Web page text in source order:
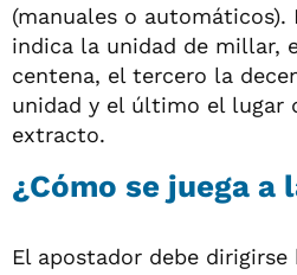
(manuales o
indica la unidad de millar,
centena, el tercero la
unidad y el último el lugar
extracto.
¿Cómo se juega a
El apostador debe dirigirse